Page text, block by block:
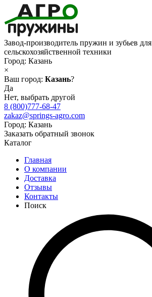
Завод-производитель пружин и зубьев для
сельскохозяйственной техники
Город: Казань
×
Ваш город: Казань?
Да
Нет, выбрать другой
8 (800)777-68-47
zakaz@springs-agro.com
Город: Казань
Заказать обратный звонок
Каталог
Главная
О компании
Доставка
Отзывы
Контакты
Поиск